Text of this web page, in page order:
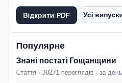
Відкрити PDF Усі
Популярне
Знані постаті Гощанщини
Стаття · 30271 переглядів · за